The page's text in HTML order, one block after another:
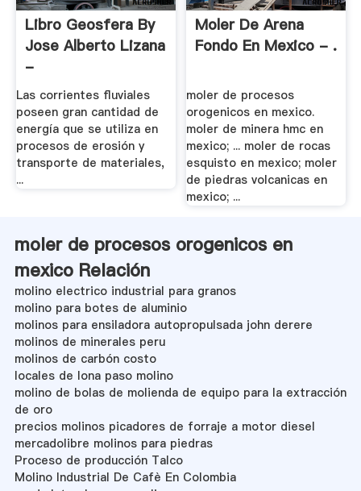
Libro Geosfera By
Jose Alberto Lizana
-
Las corrientes fluviales
poseen gran cantidad de
energía que se utiliza en
procesos de erosión y
transporte de materiales,
...
Moler De Arena
Fondo En Mexico - .
moler de procesos
orogenicos en mexico.
moler de minera hmc en
mexico; ... moler de rocas
esquisto en mexico; moler
de piedras volcanicas en
mexico; ...
moler de procesos orogenicos en
mexico Relación
molino electrico industrial para granos
molino para botes de aluminio
molinos para ensiladora autopropulsada john derere
molinos de minerales peru
molinos de carbón costo
locales de lona paso molino
molino de bolas de molienda de equipo para la extracción
de oro
precios molinos picadores de forraje a motor diesel
mercadolibre molinos para piedras
Proceso de producción Talco
Molino Industrial De Cafè En Colombia